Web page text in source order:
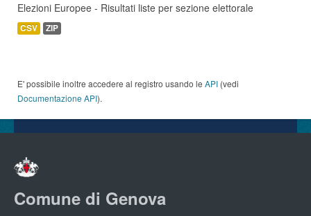
Elezioni Europee - Risultati liste per sezione elettorale
CSV ZIP
E' possibile inoltre accedere al registro usando le API (vedi
Documentazione API).
Comune di Genova